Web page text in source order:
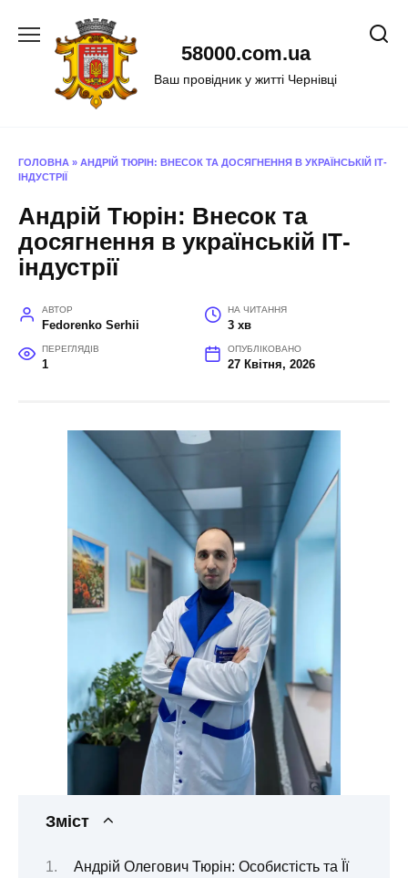
58000.com.ua
Ваш провідник у житті Чернівці
ГОЛОВНА » АНДРІЙ ТЮРІН: ВНЕСОК ТА ДОСЯГНЕННЯ В УКРАЇНСЬКІЙ ІТ-
ІНДУСТРІЇ
Андрій Тюрін: Внесок та
досягнення в українській ІТ-
індустрії
АВТОР
Fedorenko Serhii
НА ЧИТАННЯ
3 хв
ПЕРЕГЛЯДІВ
1
ОПУБЛІКОВАНО
27 Квітня, 2026
Зміст
Андрій Олегович Тюрін: Особистість та Її